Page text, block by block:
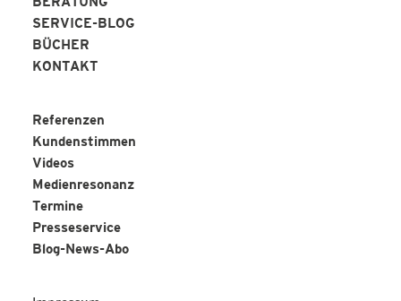
BERATUNG
SERVICE-BLOG
BÜCHER
KONTAKT
Referenzen
Kundenstimmen
Videos
Medienresonanz
Termine
Presseservice
Blog-News-Abo